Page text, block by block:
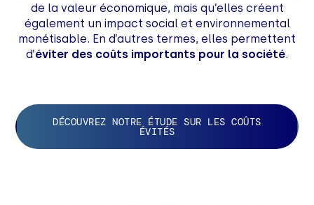
de la valeur économique, mais qu’elles créent
également un impact social et environnemental
monétisable. En d’autres termes, elles permettent
d’éviter des coûts importants pour la société.
DÉCOUVREZ NOTRE ÉTUDE SUR LES COÛTS
ÉVITÉS